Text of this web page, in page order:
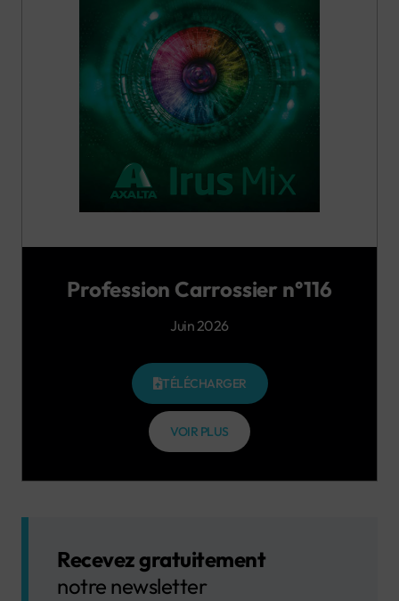
Profession Carrossier n°116
Juin 2026
TÉLÉCHARGER
VOIR PLUS
Recevez gratuitement
notre newsletter